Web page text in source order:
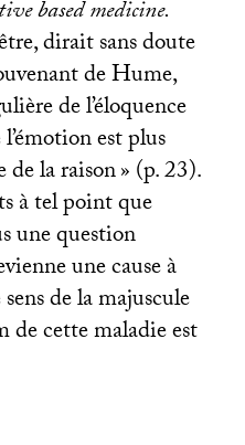
based medicine.
dirait sans doute
de Hume,
de l’éloquence
est plus
de la raison» (p. 23).
à tel point que
une question
une cause à
de la majuscule
cette maladie est